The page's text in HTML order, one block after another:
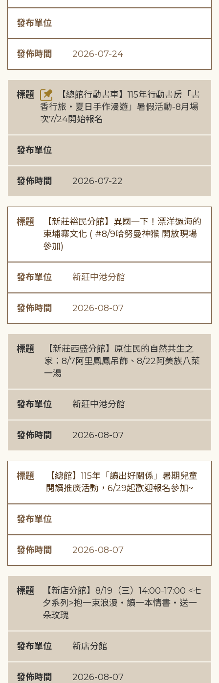
發布單位
發佈時間 2026-07-24
標題
【總館行動書車】115年行動書房「書
香行旅・夏日手作漫遊」暑假活動-8月場
次7/24開始報名
發布單位
發佈時間 2026-07-22
標題
【新莊裕民分館】異國一下！漂洋過海的
柬埔寨文化 ( #8/9哈努曼神猴 開放現場
參加)
發布單位 新莊中港分館
發佈時間 2026-08-07
標題
【新莊西盛分館】原住民的自然共生之
家：8/7阿里鳳鳳吊飾、8/22阿美族八菜
一湯
發布單位 新莊中港分館
發佈時間 2026-08-07
標題
【總館】115年「讀出好關係」暑期兒童
閱讀推廣活動，6/29起歡迎報名參加~
發布單位
發佈時間 2026-08-07
標題
【新店分館】8/19（三）14:00-17:00 <七
夕系列>抱一束浪漫・讀一本情書・送一
朵玫瑰
發布單位 新店分館
發佈時間 2026-08-07